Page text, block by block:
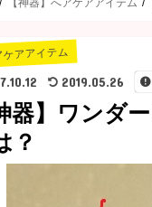
【神器】へアケアアイテム
ケアアイテム
2019.05.26
器】ワンダ
？